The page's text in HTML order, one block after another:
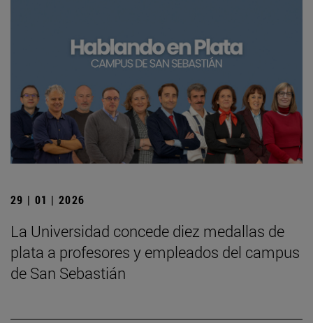
29 | 01 | 2026
La Universidad concede diez medallas de
plata a profesores y empleados del campus
de San Sebastián